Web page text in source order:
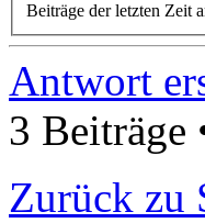
Beiträge der letzten Zeit
Antwort
3 Beiträge
Zurück zu